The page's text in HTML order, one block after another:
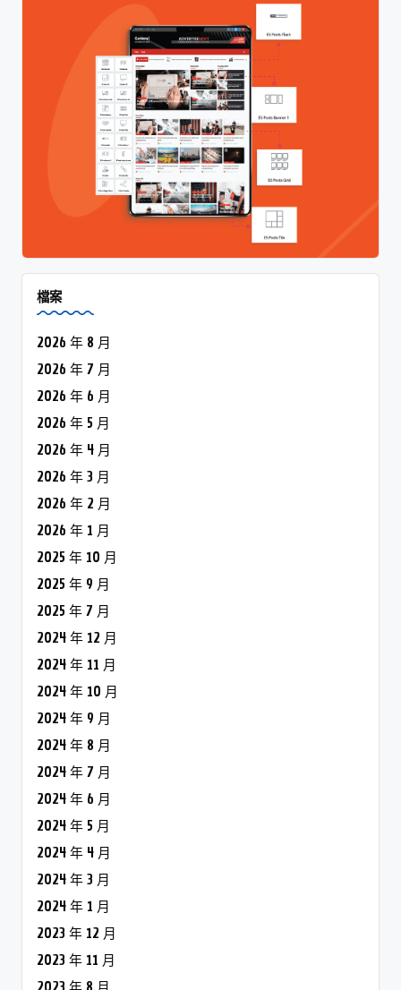
檔案
2026 年 8 月
2026 年 7 月
2026 年 6 月
2026 年 5 月
2026 年 4 月
2026 年 3 月
2026 年 2 月
2026 年 1 月
2025 年 10 月
2025 年 9 月
2025 年 7 月
2024 年 12 月
2024 年 11 月
2024 年 10 月
2024 年 9 月
2024 年 8 月
2024 年 7 月
2024 年 6 月
2024 年 5 月
2024 年 4 月
2024 年 3 月
2024 年 1 月
2023 年 12 月
2023 年 11 月